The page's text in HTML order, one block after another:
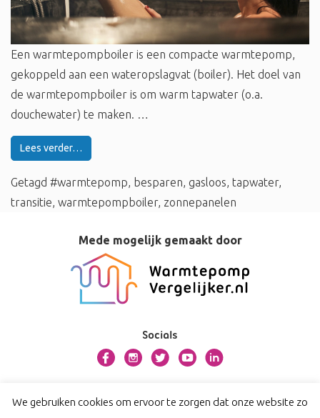
Een warmtepompboiler is een compacte warmtepomp,
gekoppeld aan een wateropslagvat (boiler). Het doel van
de warmtepompboiler is om warm tapwater (o.a.
douchewater) te maken. …
Lees verder…
Getagd #warmtepomp, besparen, gasloos, tapwater,
transitie, warmtepompboiler, zonnepanelen
Mede mogelijk gemaakt door
Socials
Contact
We gebruiken cookies om ervoor te zorgen dat onze website zo